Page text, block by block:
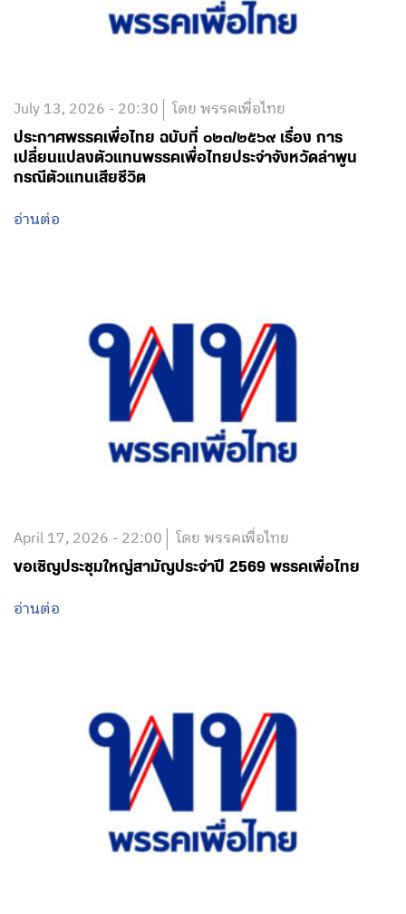
July 13, 2026 - 20:30 โดย พรรคเพื่อไทย
ประกาศพรรคเพื่อไทย ฉบับที่ ๐๒๓/๒๕๖๙ เรื่อง การ
เปลี่ยนแปลงตัวแทนพรรคเพื่อไทยประจำจังหวัดลำพูน
กรณีตัวแทนเสียชีวิต
อ่านต่อ
April 17, 2026 - 22:00 โดย พรรคเพื่อไทย
ขอเชิญประชุมใหญ่สามัญประจำปี 2569 พรรคเพื่อไทย
อ่านต่อ